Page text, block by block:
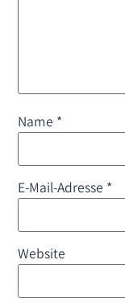
Name *
E-Mail-Adresse *
Website